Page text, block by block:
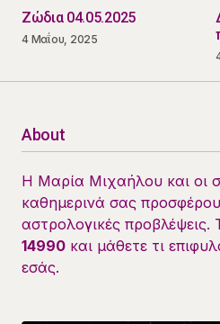
Ζώδια 04.05.2025
4 Μαΐου, 2025
About
Η Μαρία Μιχαήλου και οι
καθημερινά σας
αστρολογικές
14990 και μάθετε τι
εσάς.